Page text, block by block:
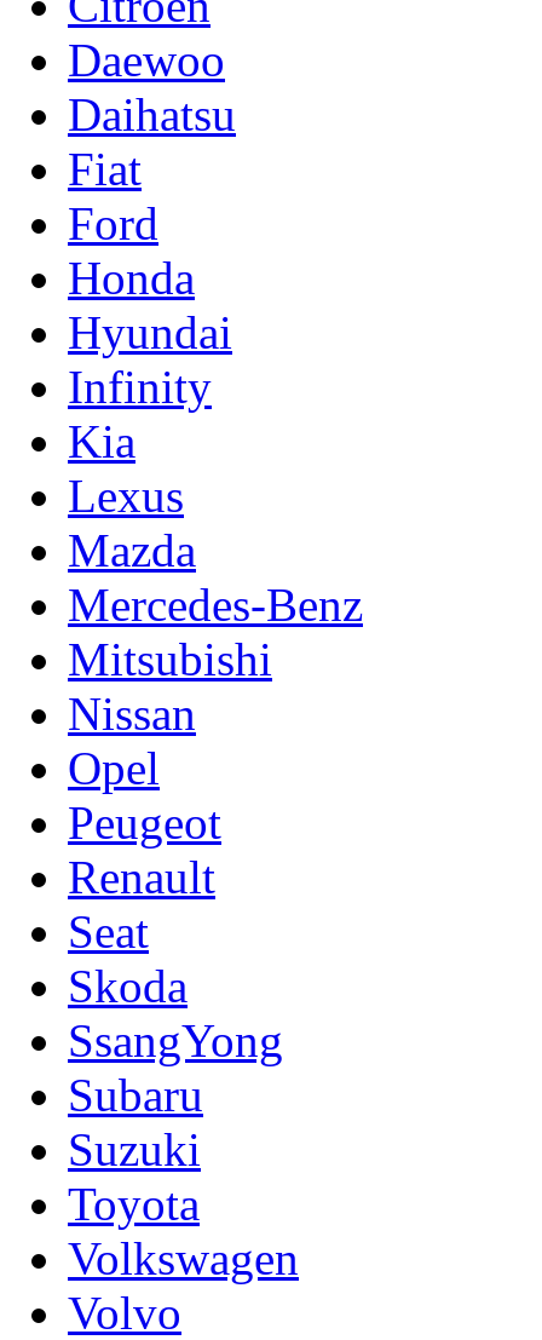
Daewoo
Daihatsu
Fiat
Ford
Honda
Hyundai
Infinity
Kia
Lexus
Mazda
Mercedes-Benz
Mitsubishi
Nissan
Opel
Peugeot
Renault
Seat
Skoda
SsangYong
Subaru
Suzuki
Toyota
Volkswagen
Volvo